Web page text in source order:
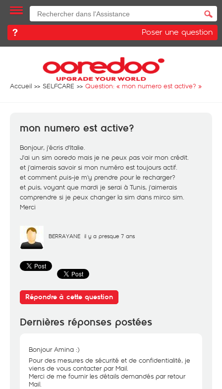
Poser une question
Accueil SELFCARE Question: « mon numero est active? »
mon numero est active?
Bonjour, j'écris d'Italie.
J'ai un sim ooredo mais je ne peux pas voir mon crédit.
et j'aimerais savoir si mon numéro est toujours actif.
et comment puis-je m'y prendre pour le recharger?
et puis, voyant que mardi je serai à Tunis, j'aimerais
comprendre si je peux changer la sim dans mirco sim.
Merci
BERRAYANE il y a presque 7 ans
Répondre à cette question
Dernières réponses postées
Bonjour Amina :)
Pour des mesures de sécurité et de confidentialité, je
viens de vous contacter par Mail.
Merci de me fournir les détails demandés par retour
Mail.